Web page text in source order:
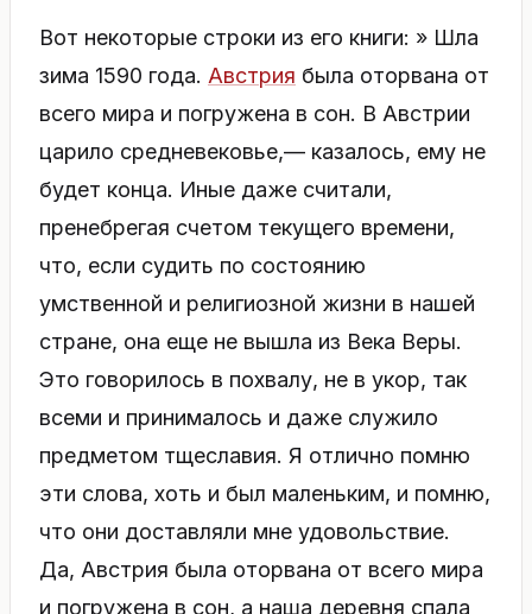
Вот некоторые строки из его книги: » Шла
зима 1590 года. Австрия была оторвана от
всего мира и погружена в сон. В Австрии
царило средневековье,— казалось, ему не
будет конца. Иные даже считали,
пренебрегая счетом текущего времени,
что, если судить по состоянию
умственной и религиозной жизни в нашей
стране, она еще не вышла из Века Веры.
Это говорилось в похвалу, не в укор, так
всеми и принималось и даже служило
предметом тщеславия. Я отлично помню
эти слова, хоть и был маленьким, и помню,
что они доставляли мне удовольствие.
Да, Австрия была оторвана от всего мира
и погружена в сон, а наша деревня спала